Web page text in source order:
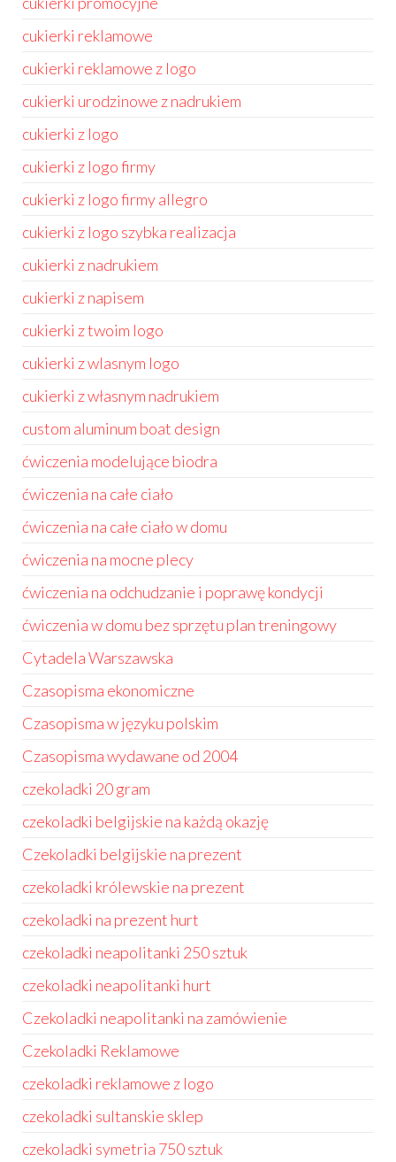
cukierki reklamowe
cukierki reklamowe z logo
cukierki urodzinowe z nadrukiem
cukierki z logo
cukierki z logo firmy
cukierki z logo firmy allegro
cukierki z logo szybka realizacja
cukierki z nadrukiem
cukierki z napisem
cukierki z twoim logo
cukierki z wlasnym logo
cukierki z własnym nadrukiem
custom aluminum boat design
ćwiczenia modelujące biodra
ćwiczenia na całe ciało
ćwiczenia na całe ciało w domu
ćwiczenia na mocne plecy
ćwiczenia na odchudzanie i poprawę kondycji
ćwiczenia w domu bez sprzętu plan treningowy
Cytadela Warszawska
Czasopisma ekonomiczne
Czasopisma w języku polskim
Czasopisma wydawane od 2004
czekoladki 20 gram
czekoladki belgijskie na każdą okazję
Czekoladki belgijskie na prezent
czekoladki królewskie na prezent
czekoladki na prezent hurt
czekoladki neapolitanki 250 sztuk
czekoladki neapolitanki hurt
Czekoladki neapolitanki na zamówienie
Czekoladki Reklamowe
czekoladki reklamowe z logo
czekoladki sultanskie sklep
czekoladki symetria 750 sztuk